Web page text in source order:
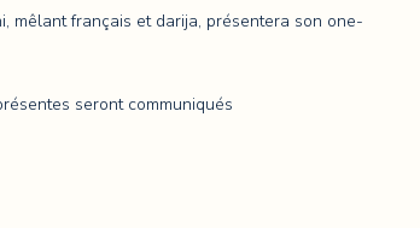
mêlant français et darija, présentera son one-
seront communiqués